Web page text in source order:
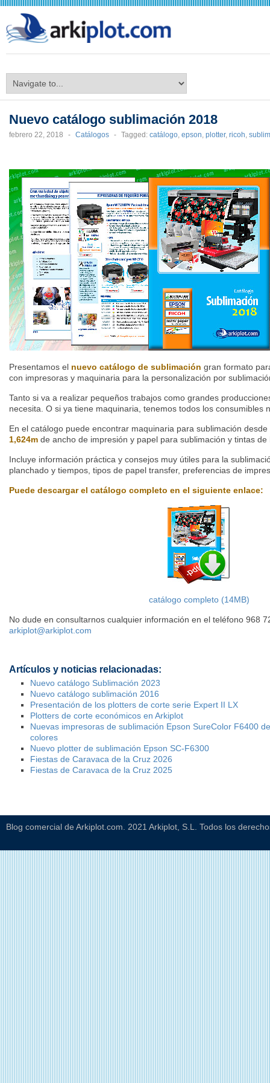
Nuevo catálogo sublimación 2018
febrero 22, 2018 - Catálogos - Tagged: catálogo, epson, plotter, ricoh,
Presentamos el nuevo catálogo de sublimación gran formato
con impresoras y maquinaria para la personalización por
Tanto si va a realizar pequeños trabajos como grandes
necesita. O si ya tiene maquinaria, tenemos todos los consumibles
En el catálogo puede encontrar maquinaria para sublimación desde
1,624m de ancho de impresión y papel para sublimación y tintas
Incluye información práctica y consejos muy útiles para la
planchado y tiempos, tipos de papel transfer, preferencias de
Puede descargar el catálogo completo en el siguiente enlace:
catálogo completo (14MB)
No dude en consultarnos cualquier información en el teléfono 968
arkiplot@arkiplot.com
Artículos y noticias relacionadas:
Nuevo catálogo Sublimación 2023
Nuevo catálogo sublimación 2016
Presentación de los plotters de corte serie Expert II LX
Plotters de corte económicos en Arkiplot
Nuevas impresoras de sublimación Epson SureColor F6400
colores
Nuevo plotter de sublimación Epson SC-F6300
Fiestas de Caravaca de la Cruz 2026
Fiestas de Caravaca de la Cruz 2025
Blog comercial de Arkiplot.com. 2021 Arkiplot, S.L. Todos los